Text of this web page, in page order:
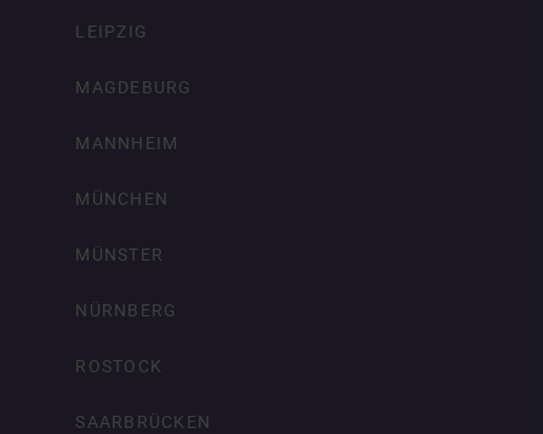
LEIPZIG
MAGDEBURG
MANNHEIM
MÜNCHEN
MÜNSTER
NÜRNBERG
ROSTOCK
SAARBRÜCKEN